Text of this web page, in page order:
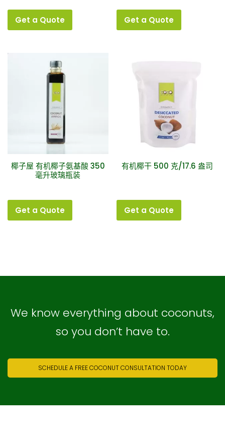
Get a Quote Get a Quote
椰子屋 有机椰子氨基酸 350
毫升玻璃瓶装
Get a Quote
有机椰干 500 克/17.6 盎司
Get a Quote
We know everything about coconuts,
so you don’t have to.
SCHEDULE A FREE COCONUT CONSULTATION TODAY